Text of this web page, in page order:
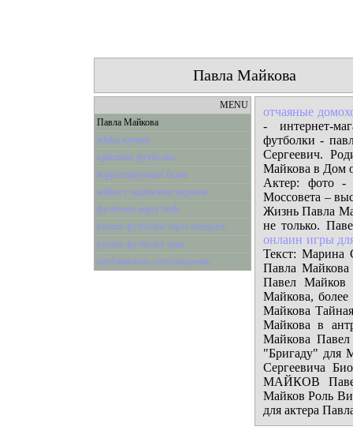
Павла Майкова
MENU
Павла Майкова
adidas купить
красивые футболки
корректирующее белье
майки с надписями украина
футболки angry birds
купить футболки через интернет
купить футболку ария
опубликовать стихотворение
отчаяные
- интернет-
футболки -
Сергеевич.
Майкова в Дом
Актер: фото -
Моссовета –
Жизнь Павла
не только.
онлаин игры
Текст: Марина
Павла
Павел Майков
Майкова,
Майкова
Майкова в
Майкова
"Бригаду" для
Сергеевича
МАЙКОВ Павел
Майков Роль
для актера